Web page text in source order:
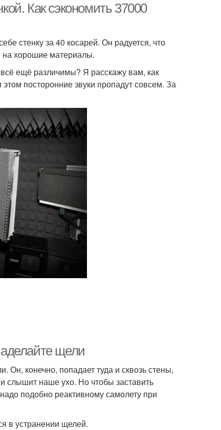
Как сэкономить 37000
стенку за 40 косарей. Он радуется, что
на хорошие материалы.
ещё различимы? Я расскажу вам, как
посторонние звуки пропадут совсем. За
щели
конечно, попадает туда и сквозь стены,
слышит наше ухо. Но чтобы заставить
подобно реактивному самолету при
в устранении щелей.